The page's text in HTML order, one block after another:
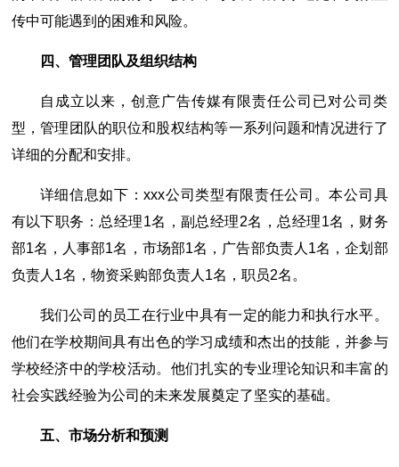
传中可能遇到的困难和风险。
四、管理团队及组织结构
自成立以来，创意广告传媒有限责任公司已对公司类
型，管理团队的职位和股权结构等一系列问题和情况进行了
详细的分配和安排。
详细信息如下：xxx公司类型有限责任公司。本公司具
有以下职务：总经理1名，副总经理2名，总经理1名，财务
部1名，人事部1名，市场部1名，广告部负责人1名，企划部
负责人1名，物资采购部负责人1名，职员2名。
我们公司的员工在行业中具有一定的能力和执行水平。
他们在学校期间具有出色的学习成绩和杰出的技能，并参与
学校经济中的学校活动。他们扎实的专业理论知识和丰富的
社会实践经验为公司的未来发展奠定了坚实的基础。
五、市场分析和预测